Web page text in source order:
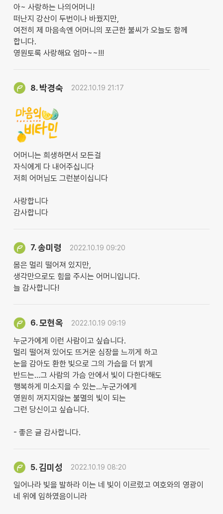
아~ 사랑하는 나의어머니!
떠난지 강산이 두번이나 바꿨지만,
여전히 제 마음속엔 어머니의 포근한 불씨가 오늘도 함께
합니다.
영원토록 사랑해요 엄마~~!!!
8. 박경숙 2022.10.19 21:17
어머니는 희생하면서 모든걸
자식에게 다 내어주십니다
저희 어머님도 그런분이십니다
사랑합니다
감사합니다
7.송미령 2022.10.19 09:20
몸은 멀리 떨어져 있지만,
생각만으로도 힘을 주시는 어머니입니다.
늘 감사합니다!
6.모현옥 2022.10.19 09:19
누군가에게 이런 사람이고 싶습니다.
멀리 떨어져 있어도 뜨거운 심장을 느끼게 하고
눈을 감아도 환한 빛으로 그의 가슴을 더 밝게
반드는...그 사람의 가슴 안에서 빛이 다한다해도
행복하게 미소지을 수 있는...누군가에게
영원히 꺼지지않는 불멸의 빛이 되는
그런 당신이고 싶습니다.
- 좋은 글 감사합니다.
5.김미성 2022.10.19 08:20
일어나라 빛을 발하라 이는 네 빛이 이르렀고 여호와의 영광이
네 위에 임하였음이니라